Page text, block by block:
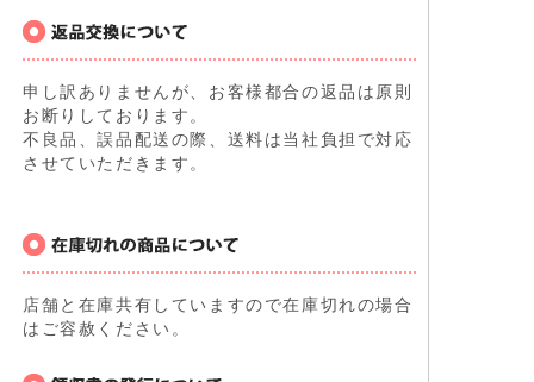
申し訳ありませんが、お客様都合の返品は原則
お断りしております。
不良品、誤品配送の際、送料は当社負担で対応
させていただきます。
店舗と在庫共有していますので在庫切れの場合
はご容赦ください。